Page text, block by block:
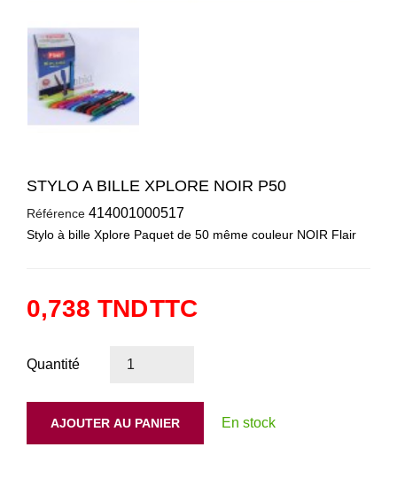
STYLO A BILLE XPLORE NOIR P50
Référence 414001000517
Stylo à bille Xplore Paquet de 50 même couleur NOIR Flair
0,738 TNDTTC
Quantité
AJOUTER AU PANIER En stock